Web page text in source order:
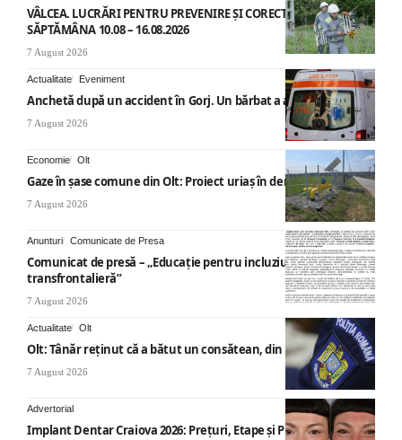
VÂLCEA. LUCRĂRI PENTRU PREVENIRE ȘI CORECTARE AVARII –
SĂPTĂMÂNA 10.08 – 16.08.2026
7 August 2026
Actualitate Eveniment
Anchetă după un accident în Gorj. Un bărbat a ajuns la spital
7 August 2026
Economie Olt
Gaze în șase comune din Olt: Proiect uriaș în derulare
7 August 2026
Anunturi Comunicate de Presa
Comunicat de presă – „Educație pentru incluziune – O abordare
transfrontalieră”
7 August 2026
Actualitate Olt
Olt: Tânăr reţinut că a bătut un consătean, din cauza muzicii
7 August 2026
Advertorial
Implant Dentar Craiova 2026: Preţuri, Etape şi Plata în Rate